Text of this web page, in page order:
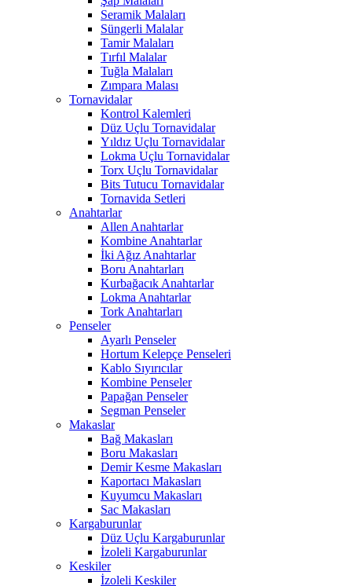
Seramik Malaları
Süngerli Malalar
Tamir Malaları
Tırfıl Malalar
Tuğla Malaları
Zımpara Malası
Tornavidalar
Kontrol Kalemleri
Düz Uçlu Tornavidalar
Yıldız Uçlu Tornavidalar
Lokma Uçlu Tornavidalar
Torx Uçlu Tornavidalar
Bits Tutucu Tornavidalar
Tornavida Setleri
Anahtarlar
Allen Anahtarlar
Kombine Anahtarlar
İki Ağız Anahtarlar
Boru Anahtarları
Kurbağacık Anahtarlar
Lokma Anahtarlar
Tork Anahtarları
Penseler
Ayarlı Penseler
Hortum Kelepçe Penseleri
Kablo Sıyırıcılar
Kombine Penseler
Papağan Penseler
Segman Penseler
Makaslar
Bağ Makasları
Boru Makasları
Demir Kesme Makasları
Kaportacı Makasları
Kuyumcu Makasları
Sac Makasları
Kargaburunlar
Düz Uçlu Kargaburunlar
İzoleli Kargaburunlar
Keskiler
İzoleli Keskiler